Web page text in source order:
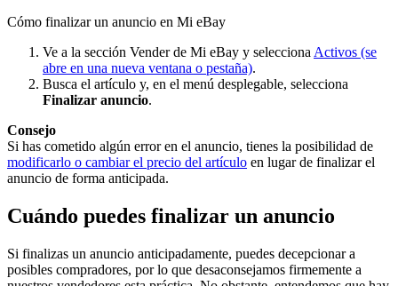
Cómo finalizar un anuncio en Mi eBay
Ve a la sección Vender de Mi eBay y selecciona Activos (se
abre en una nueva ventana o pestaña).
Busca el artículo y, en el menú desplegable, selecciona
Finalizar anuncio.
Consejo
Si has cometido algún error en el anuncio, tienes la posibilidad de
modificarlo o cambiar el precio del artículo en lugar de finalizar el
anuncio de forma anticipada.
Cuándo puedes finalizar un anuncio
Si finalizas un anuncio anticipadamente, puedes decepcionar a
posibles compradores, por lo que desaconsejamos firmemente a